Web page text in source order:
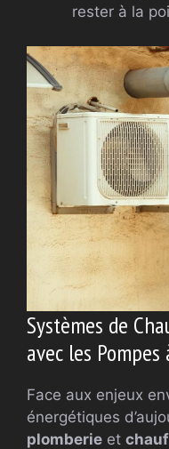
rester à la
Systèmes de
avec les
Face aux enjeux
énergétiques
plomberie et